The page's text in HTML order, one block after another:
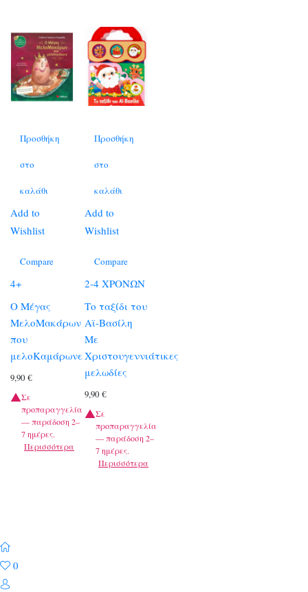
Προσθήκη
στο
καλάθι
Add to
Wishlist
Compare
4+
Ο Μέγας
ΜελοΜακάρων
που
μελοΚαμάρωνε
9,90 €
Σε
προπαραγγελία
— παράδοση 2–
7 ημέρες.
Περισσότερα
Προσθήκη
στο
καλάθι
Add to
Wishlist
Compare
2-4 ΧΡΟΝΩΝ
Το ταξίδι του
Αϊ-Βασίλη
Με
Χριστουγεννιάτικες
μελωδίες
9,90€
Σε
προπαραγγελία
— παράδοση 2–
7 ημέρες.
Περισσότερα
0